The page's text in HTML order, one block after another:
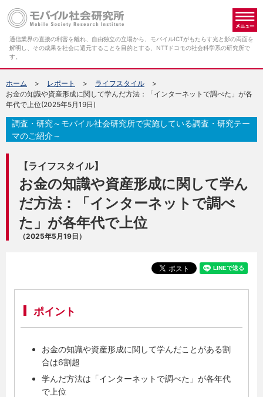
通信業界の直接の利害を離れ、自由独立の立場から、モバイルICTがもたらす光と影の両面を
解明し、その成果を社会に還元することを目的とする、NTTドコモの社会科学系の研究所で
す。
ホーム レポート
ライフスタイル
お金の知識や資産形成に関して学んだ方法：「インターネットで調べた」が各
年代で上位(2025年5月19日)
【ライフスタイル】
お金の知識や資産形成に関して学ん
だ方法：「インターネットで調べ
た」が各年代で上位
（2025年5月19日）
調査・研究～モバイル社会研究所で実施している調査・研究テー
マのご紹介～
ポイント
お金の知識や資産形成に関して学んだことがある割
合は6割超
学んだ方法は「インターネットで調べた」が各年代
で上位